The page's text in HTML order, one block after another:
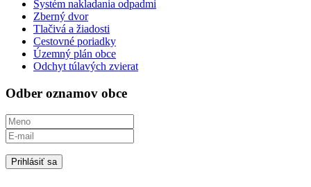
Systém nakladania odpadmi
Zberný dvor
Tlačivá a žiadosti
Cestovné poriadky
Územný plán obce
Odchyt túlavých zvierat
Odber oznamov obce
Prihlásiť sa